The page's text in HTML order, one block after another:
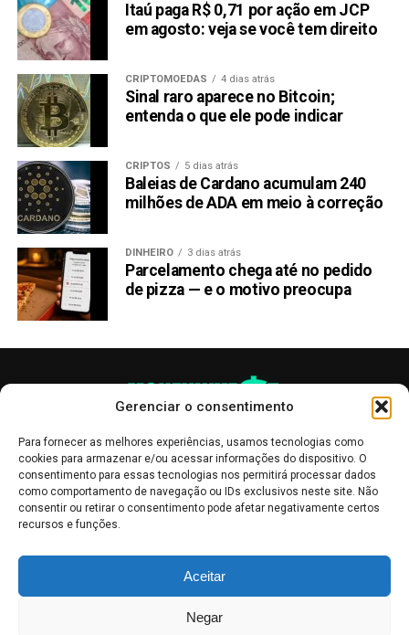
Gerenciar o consentimento
Para fornecer as melhores experiências, usamos tecnologias como
cookies para armazenar e/ou acessar informações do dispositivo. O
consentimento para essas tecnologias nos permitirá processar dados
como comportamento de navegação ou IDs exclusivos neste site. Não
consentir ou retirar o consentimento pode afetar negativamente certos
recursos e funções.
Aceitar
Negar
Itaú paga R$ 0,71 por ação em JCP
em agosto: veja se você tem direito
CRIPTOMOEDAS 4 dias atrás
Sinal raro aparece no Bitcoin;
entenda o que ele pode indicar
CRIPTOS 5 dias atrás
Baleias de Cardano acumulam 240
milhões de ADA em meio à correção
DINHEIRO 3 dias atrás
Parcelamento chega até no pedido
de pizza — e o motivo preocupa
informativo, servindo como boletins de divulgação, e não devem ser
interpretadas como recomendações de investimento.Leia mais
Bolsa de Valores